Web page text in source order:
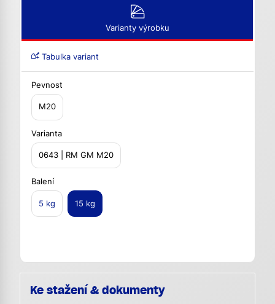
Varianty výrobku
Tabulka variant
Pevnost
M20
Varianta
0643 | RM GM M20
Balení
5 kg 15 kg
Ke stažení & dokumenty